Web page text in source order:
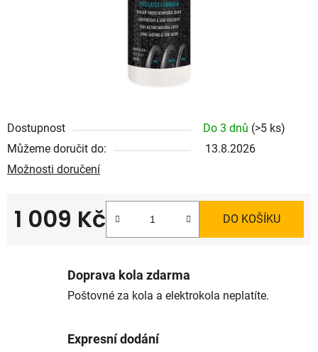
Dostupnost Do 3 dnů (>5 ks)
Můžeme doručit do:
13.8.2026
Možnosti doručení
1 009 Kč DO KOŠÍKU
Doprava kola zdarma
Poštovné za kola a elektrokola neplatíte.
Expresní dodání